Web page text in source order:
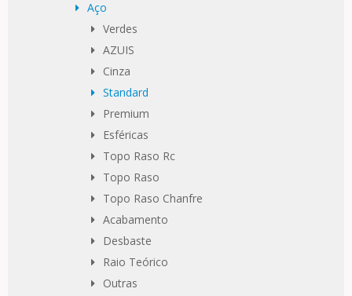
Aço
Verdes
AZUIS
Cinza
Standard
Premium
Esféricas
Topo Raso Rc
Topo Raso
Topo Raso Chanfre
Acabamento
Desbaste
Raio Teórico
Outras